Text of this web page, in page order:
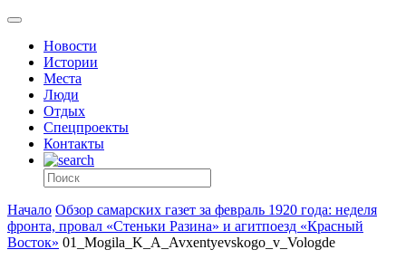
Новости
Истории
Места
Люди
Отдых
Спецпроекты
Контакты
Начало Обзор самарских газет за февраль 1920 года: неделя
фронта, провал «Стеньки Разина» и агитпоезд «Красный
Восток» 01_Mogila_K_A_Avxentyevskogo_v_Vologde